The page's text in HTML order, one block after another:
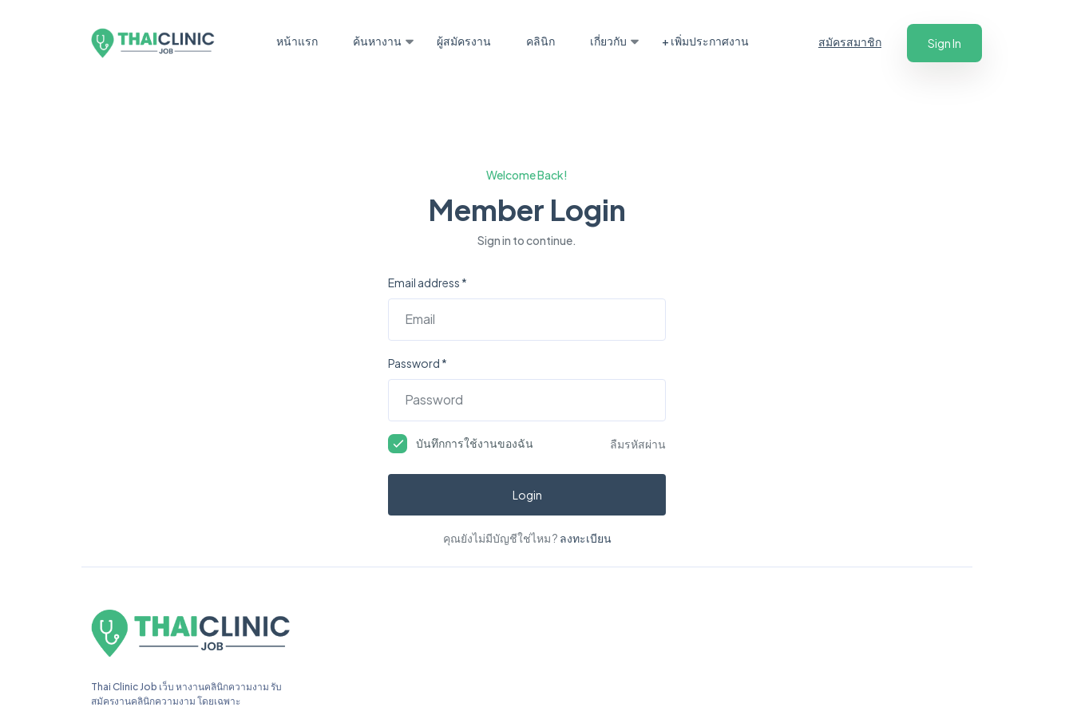
หน้าแรก ค้นหางาน ผู้สมัครงาน คลินิก เกี่ยวกับ + เพิ่มประกาศงาน สมัครสมาชิก Sign In
Welcome Back!
Member Login
Sign in to continue.
Email address *
Password *
บันทึกการใช้งานของฉัน ลืมรหัสผ่าน
Login
คุณยังไม่มีบัญชีใช่ไหม ? ลงทะเบียน
Thai Clinic Job เว็บ หางานคลินิกความงาม รับ
สมัครงานคลินิกความงาม โดยเฉพาะ